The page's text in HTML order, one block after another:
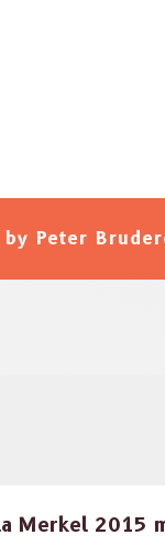
by Peter
Merkel